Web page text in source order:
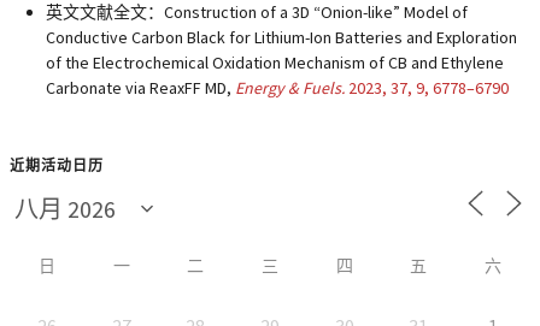
英文文献全文：Construction of a 3D “Onion-like” Model of
Conductive Carbon Black for Lithium-Ion Batteries and Exploration
of the Electrochemical Oxidation Mechanism of CB and Ethylene
Carbonate via ReaxFF MD, Energy & Fuels. 2023, 37, 9, 6778–6790
近期活动日历
日 一 二 三 四 五 六